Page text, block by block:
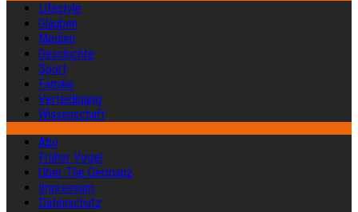
Lifestyle
Glauben
Medien
Geschichte
Sport
Familie
Verteidigung
Wissenschaft
Abo
Früher Vogel
Über The Germanz
Impressum
Datenschutz